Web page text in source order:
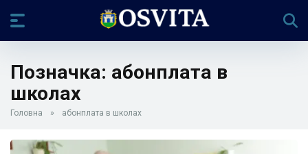
Позначка: абонплата в
школах
Головна » абонплата в школах